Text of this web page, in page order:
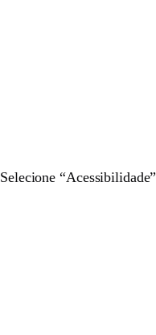
Selecione “Acessibilidade”